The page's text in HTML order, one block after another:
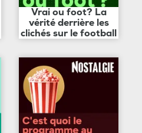
Vrai ou foot? La
vérité derrière les
clichés sur le football